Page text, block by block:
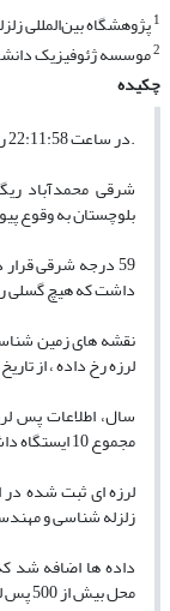
1پژوهشگاه بین‌المللی
2موسسه ژئوفیزیک
چکیده
.در ساعت 22:11:58 روز 29 آذر ماه 1389 زمین لرزه ای با بزرگی 3
شرقی محمدآباد
بلوچستان به وقوع
59 درجه شرقی
داشت که هیچ گسلی روی / 28/35 درجه
نقشه های زمین
لرزه رخ داده ، از تاریخ 3 دی ماه 1389 تا 4 بهمن همان
سال، اطلاعات پس
مجموع 10 ایستگاه داشتند ، ثبت گردید . همچنین اطلاعات
لرزه ای ثبت شده در
زلزله شناسی و
محل بیش از 500 پس لرزه ثبت شده در شبکه نهایی ایجاد